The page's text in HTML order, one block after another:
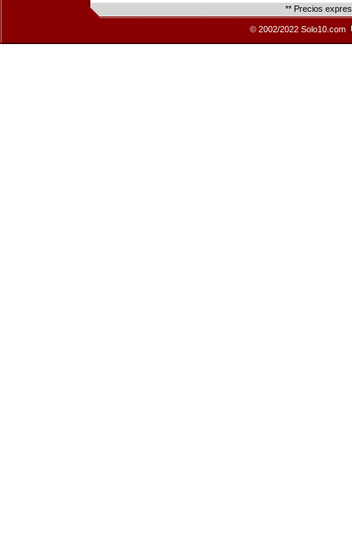
** Precios
© 2002/2022 Solo10.com